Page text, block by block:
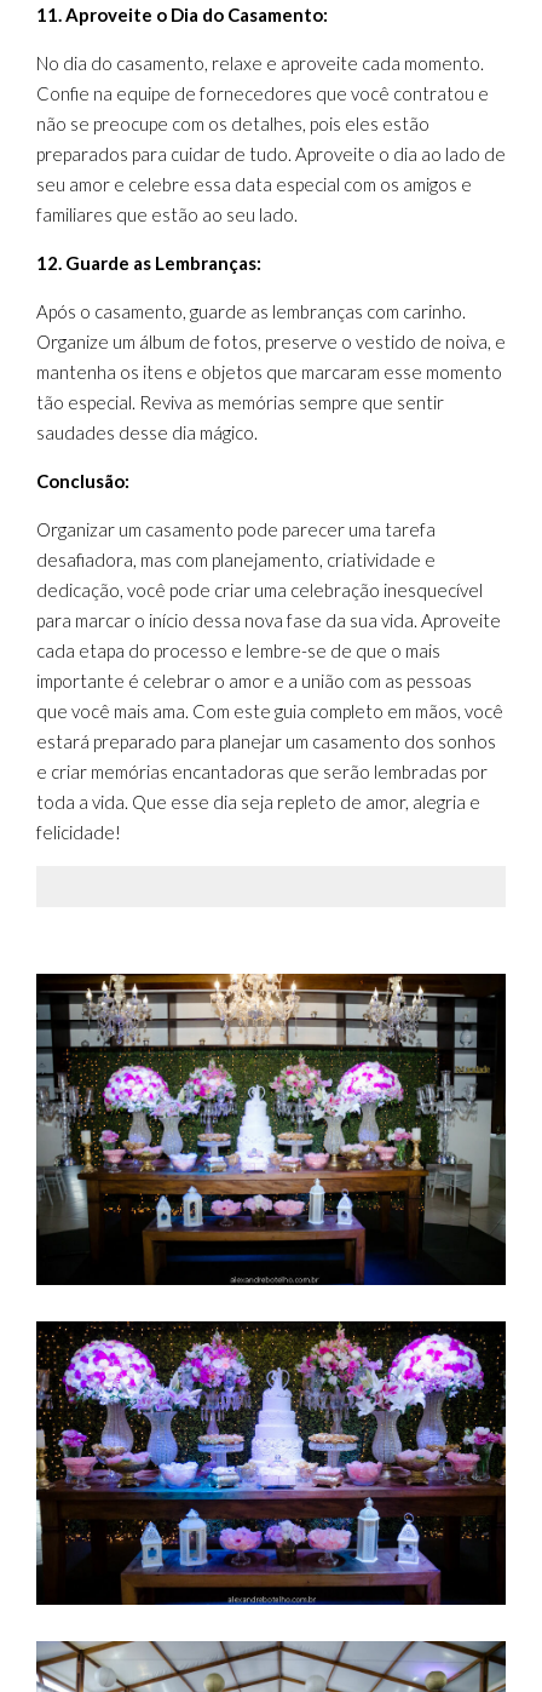
11. Aproveite o Dia do Casamento:
No dia do casamento, relaxe e aproveite cada momento.
Confie na equipe de fornecedores que você contratou e
não se preocupe com os detalhes, pois eles estão
preparados para cuidar de tudo. Aproveite o dia ao lado de
seu amor e celebre essa data especial com os amigos e
familiares que estão ao seu lado.
12. Guarde as Lembranças:
Após o casamento, guarde as lembranças com carinho.
Organize um álbum de fotos, preserve o vestido de noiva, e
mantenha os itens e objetos que marcaram esse momento
tão especial. Reviva as memórias sempre que sentir
saudades desse dia mágico.
Conclusão:
Organizar um casamento pode parecer uma tarefa
desafiadora, mas com planejamento, criatividade e
dedicação, você pode criar uma celebração inesquecível
para marcar o início dessa nova fase da sua vida. Aproveite
cada etapa do processo e lembre-se de que o mais
importante é celebrar o amor e a união com as pessoas
que você mais ama. Com este guia completo em mãos, você
estará preparado para planejar um casamento dos sonhos
e criar memórias encantadoras que serão lembradas por
toda a vida. Que esse dia seja repleto de amor, alegria e
felicidade!